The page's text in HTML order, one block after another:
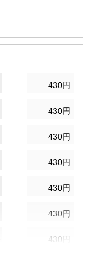
430円
430円
430円
430円
430円
430円
430円